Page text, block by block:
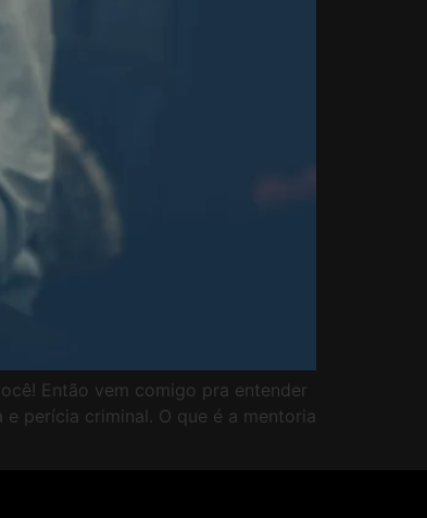
Então vem comigo pra entender
perícia criminal. O que é a mentoria